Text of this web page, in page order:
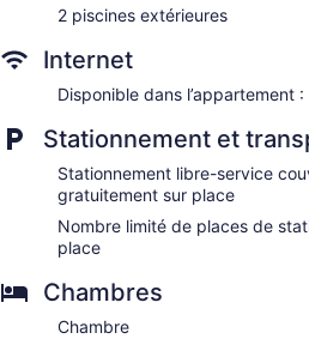
2 piscines extérieures
Internet
Disponible dans l’appartement
Stationnement et
Stationnement libre-service
gratuitement sur place
Nombre limité de places de
place
Chambres
Chambre